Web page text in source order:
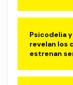
Psicodelia
revelan los
estrenan